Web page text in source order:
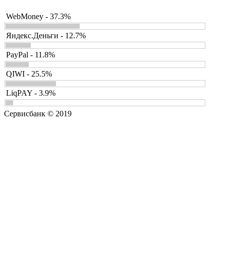
WebMoney - 37.3%
Яндекс.Деньги - 12.7%
PayPal - 11.8%
QIWI - 25.5%
LiqPAY - 3.9%
Сервисбанк © 2019